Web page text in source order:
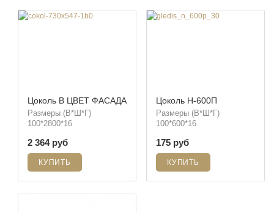
Цоколь В ЦВЕТ ФАСАДА
Размеры (В*Ш*Г)
100*2800*16
2 364 руб
Цоколь Н-600П
Размеры (В*Ш*Г)
100*600*16
175 руб